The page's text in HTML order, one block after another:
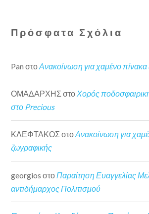
Πρόσφατα Σχόλια
Pan στοΑνακοίνωση για χαμένο
ΟΜΑΔΑΡΧΗΣ στοΧορός
στο Precious
ΚΛΕΦΤΑΚΟΣ στοΑνακοίνωση για
ζωγραφικής
georgios στο Παραίτηση Ευαγγελίας
αντιδήμαρχος Πολιτισμού